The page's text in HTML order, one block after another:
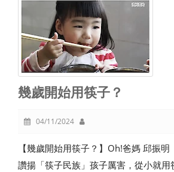
幾歲開始用筷子？
04/11/2024
【幾歲開始用筷子？】Oh!爸媽 邱
讚揚「筷子民族」孩子厲害，從小就用